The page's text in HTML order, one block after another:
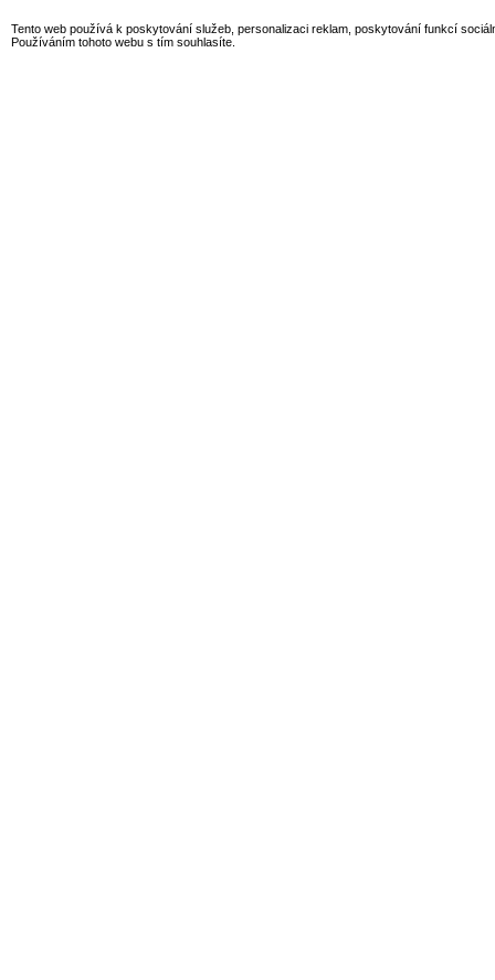
Tento web používá k poskytování služeb, personalizaci reklam, poskytování funkcí
Používáním tohoto webu s tím souhlasíte.